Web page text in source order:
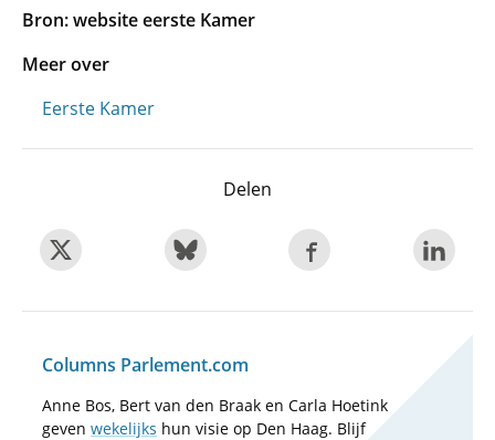
Bron: website eerste Kamer
Meer over
Eerste Kamer
Delen
Columns Parlement.com
Anne Bos, Bert van den Braak en Carla Hoetink
geven wekelijks hun visie op Den Haag. Blijf